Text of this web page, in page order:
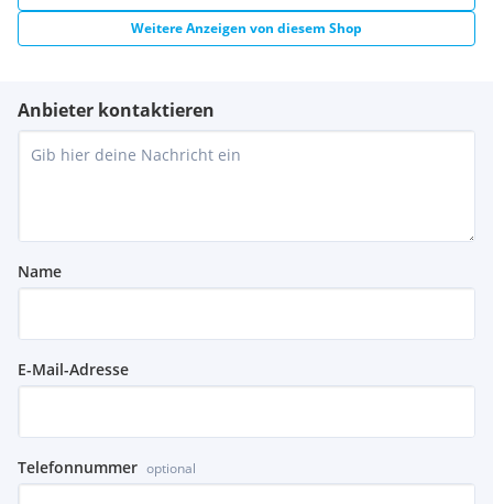
Weitere Anzeigen von diesem Shop
Anbieter kontaktieren
Name
E-Mail-Adresse
Telefonnummer optional